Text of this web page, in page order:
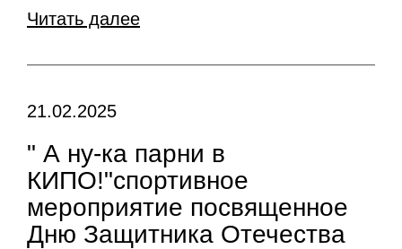
Читать далее
21.02.2025
" А ну-ка парни в
КИПО!"спортивное
мероприятие посвященное
Дню Защитника Отечества